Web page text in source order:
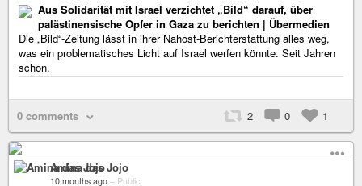
Aus Solidarität mit Israel verzichtet „Bild“ darauf, über
palästinensische Opfer in Gaza zu berichten | Übermedien
Die „Bild“-Zeitung lässt in ihrer Nahost-Berichterstattung alles weg,
was ein problematisches Licht auf Israel werfen könnte. Seit Jahren
schon.
0 comments 2 0 1
Amina das Jojo
10 months ago – Public